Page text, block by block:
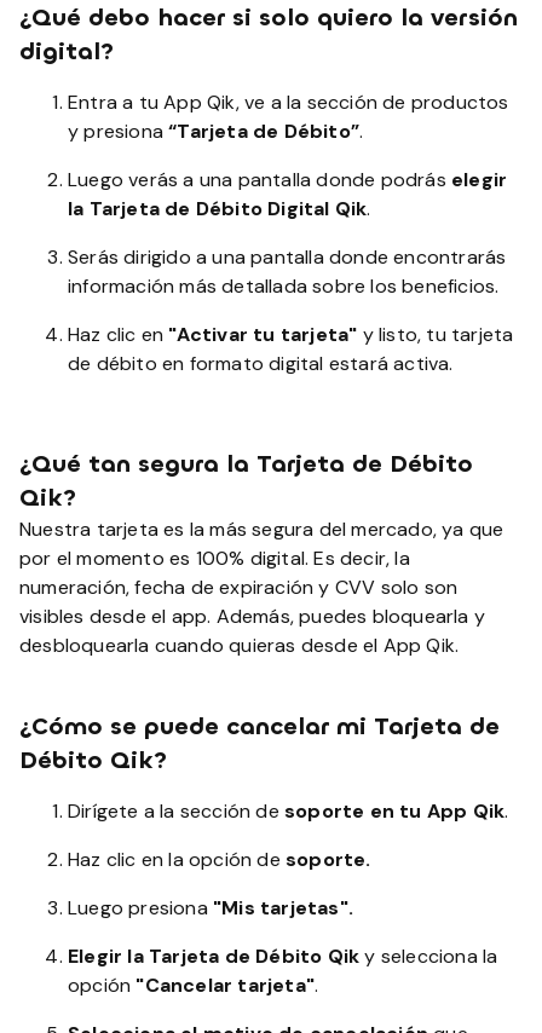
¿Qué debo hacer si solo quiero la versión
digital?
Entra a tu App Qik, ve a la sección de productos
y presiona“Tarjeta de Débito”.
Luego verás a una pantalla donde podrás elegir
la Tarjeta de Débito Digital Qik.
Serás dirigido a una pantalla donde encontrarás
información más detallada sobre los beneficios.
Haz clic en "Activar tu tarjeta" y listo, tu tarjeta
de débito en formato digital estará activa.
¿Qué tan segura la Tarjeta de Débito
Qik?
Nuestra tarjeta es la más segura del mercado, ya que
por el momento es 100% digital. Es decir, la
numeración, fecha de expiración y CVV solo son
visibles desde el app. Además, puedes bloquearla y
desbloquearla cuando quieras desde el App Qik.
¿Cómo se puede cancelar mi Tarjeta de
Débito Qik?
Dirígete a la sección de soporte en tu App Qik.
Haz clic en la opción de soporte.
Luego presiona "Mis tarjetas".
Elegir la Tarjeta de Débito Qiky selecciona la
opción "Cancelar tarjeta".